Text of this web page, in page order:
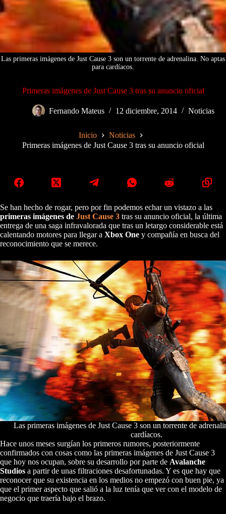
Las primeras imágenes de Just Cause 3 son un torrente de adrenalina. No aptas
para cardíacos.
Primeras imágenes de Just Cause 3 tras su anuncio oficial
Fernando Mateus 12 diciembre, 2014 Noticias
Inicio
Noticias
Primeras imágenes de Just Cause 3 tras su anuncio oficial
Se han hecho de rogar, pero por fin podemos echar un vistazo a las
primeras imágenes de Just Cause 3 tras su anuncio oficial, la última
entrega de una saga infravalorada que tras un letargo considerable está
calentando motores para llegar a Xbox One y compañía en busca del
reconocimiento que se merece.
Las primeras imágenes de Just Cause 3 son un torrente de
cardíacos.
Hace unos meses surgían los primeros rumores, posteriormente
confirmados con cosas como las primeras imágenes de Just Cause 3
que hoy nos ocupan, sobre su desarrollo por parte de Avalanche
Studios a partir de unas filtraciones desafortunadas. Y es que hay que
reconocer que su existencia en los medios no empezó con buen pie, ya
que el primer aspecto que salió a la luz tenía que ver con el modelo de
negocio que traería bajo el brazo.